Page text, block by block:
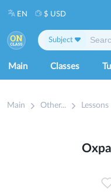
Main Classes
Subject
EN $ USD
Main Other... Lessons